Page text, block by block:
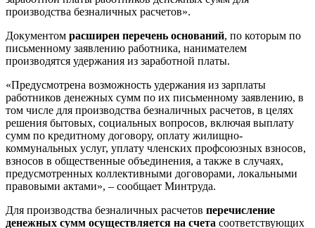
производства безналичных расчетов».
Документом расширен перечень оснований, по которым по
письменному заявлению работника, нанимателем
производятся удержания из заработной платы.
«Предусмотрена возможность удержания из зарплаты
работников денежных сумм по их письменному заявлению, в
том числе для производства безналичных расчетов, в целях
решения бытовых, социальных вопросов, включая выплату
сумм по кредитному договору, оплату жилищно-
коммунальных услуг, уплату членских профсоюзных взносов,
взносов в общественные объединения, а также в случаях,
предусмотренных коллективными договорами, локальными
правовыми актами», – сообщает Минтруда.
Для производства безналичных расчетов перечисление
денежных сумм осуществляется на счета соответствующих